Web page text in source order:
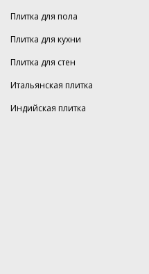
Плитка для пола
Плитка для кухни
Плитка для стен
Итальянская плитка
Индийская плитка